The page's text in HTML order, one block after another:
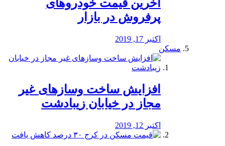
آخرین قیمت خودرو‌های
پرفروش در بازار
اکتبر 17, 2019
مسکن
افزایش ساخت وسازهای غیر
مجاز در خیابان زیبادشت
اکتبر 12, 2019